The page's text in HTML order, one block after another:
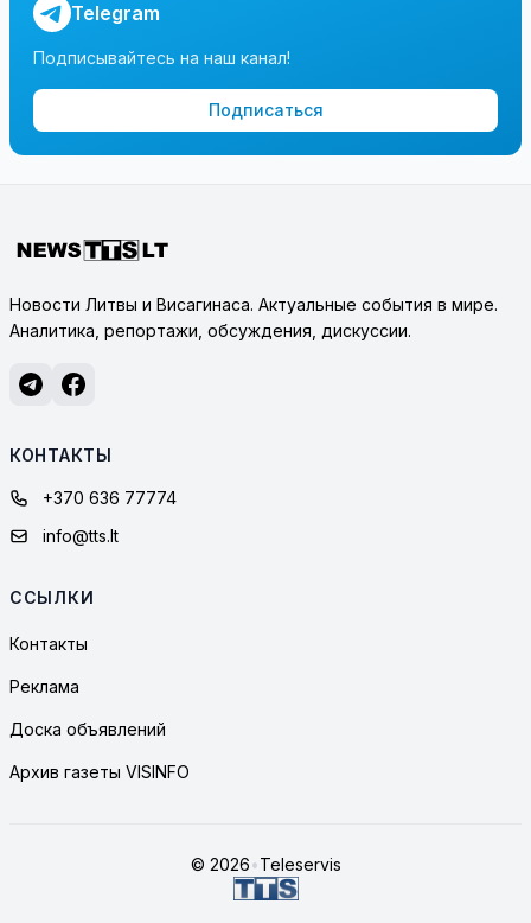
Telegram
Подписывайтесь на наш канал!
Подписаться
Новости Литвы и Висагинаса. Актуальные события в мире.
Аналитика, репортажи, обсуждения, дискуссии.
КОНТАКТЫ
+370 636 77774
info@tts.lt
ССЫЛКИ
Контакты
Реклама
Доска объявлений
Архив газеты VISINFO
© 2026•Teleservis